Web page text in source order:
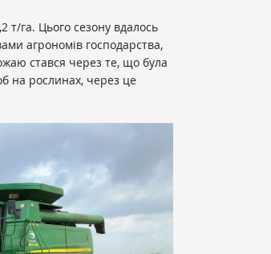
т/га. Цього сезону вдалось
агрономів господарства,
стався через те, що була
на рослинах, через це